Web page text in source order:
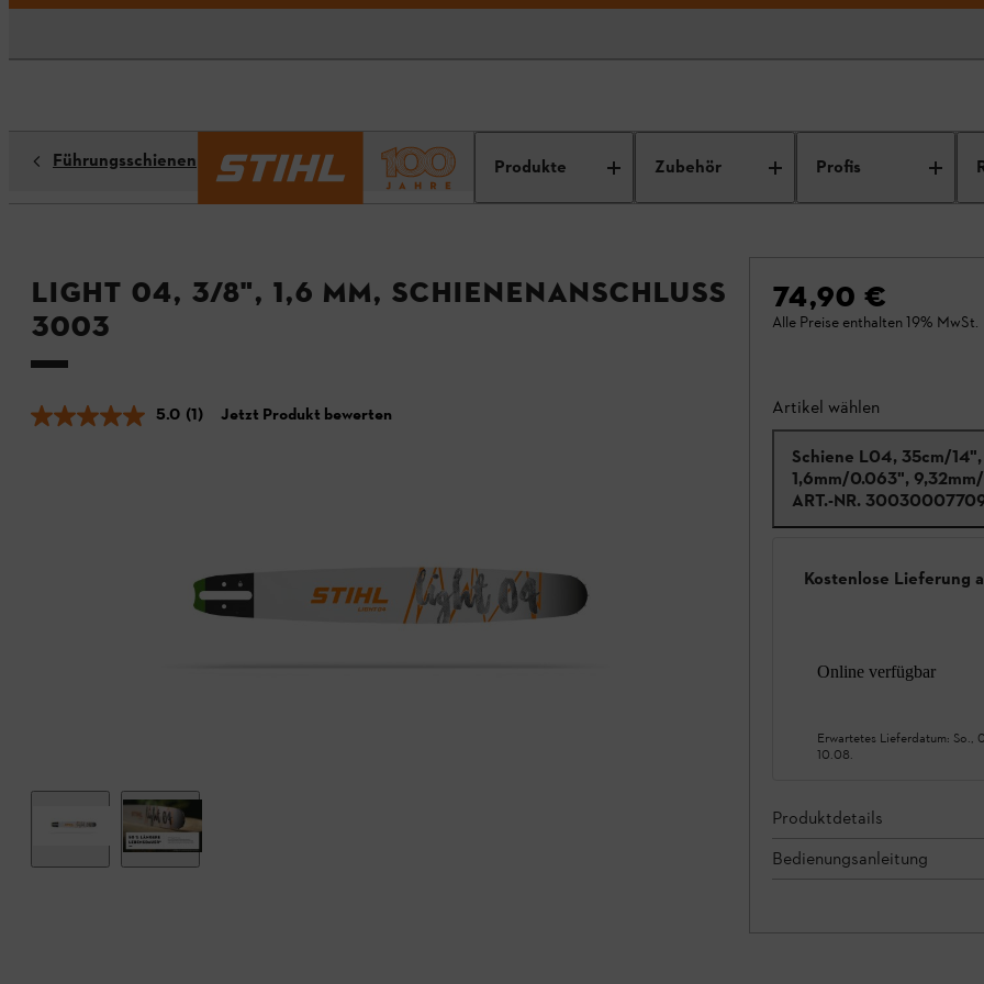
Produkte Zubehör Profis
Führungsschienen
Light 04, 3/8", 1,6 mm, Schienenanschluss
3003
5.0 (1) Jetzt Produkt bewerten
74,90 €
Alle Preise enthalten 19% MwSt.
Artikel wählen
Schiene L04, 35cm/14",
1,6mm/0.063",
ART.-NR.
Kostenlose Lieferung
Online verfügbar
Erwartetes Lieferdatum: So.,
10.08.
Produktdetails
Bedienungsanleitung